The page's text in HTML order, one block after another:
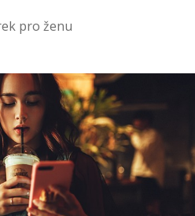
pro ženu